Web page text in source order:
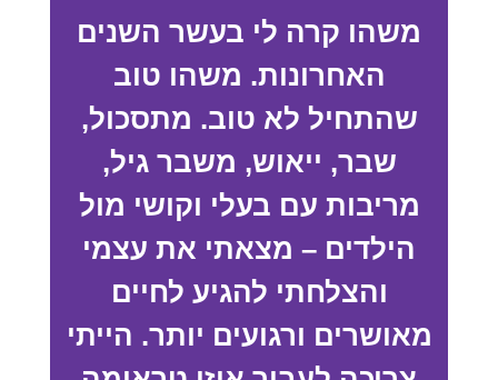
משהו קרה לי בעשר השנים
האחרונות. משהו טוב
שהתחיל לא טוב. מתסכול,
שבר, ייאוש, משבר גיל,
מריבות עם בעלי וקושי מול
הילדים – מצאתי את עצמי
והצלחתי להגיע לחיים
מאושרים ורגועים יותר. הייתי